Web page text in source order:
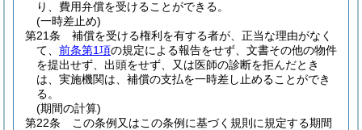
り、費用弁償を受けることができる。
(一時差止め)
第21条
補償を受ける権利を有する者が、正当な理由がなく
て、 前条第1項の規定による報告をせず、文書その他の物件
を提出せず、出頭をせず、又は医師の診断を拒んだとき
は、実施機関は、補償の支払を一時差し止めることができ
る。
(期間の計算)
第22条
この条例又はこの条例に基づく規則に規定する期間